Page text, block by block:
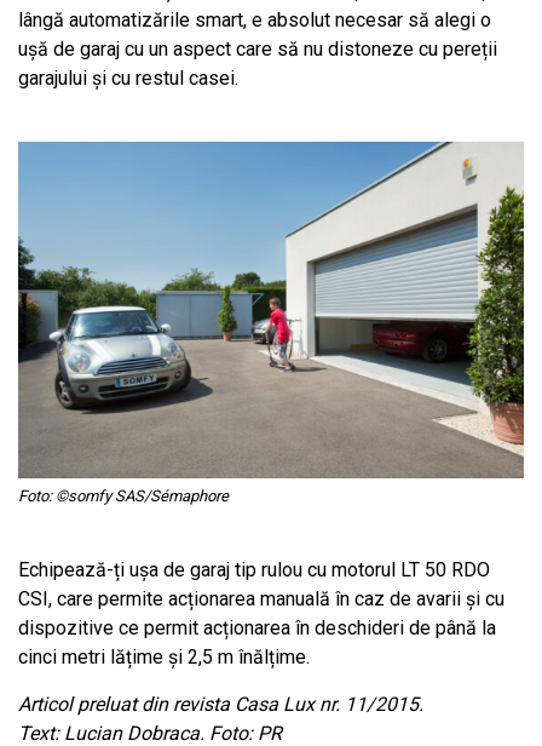
lângă automatizările smart, e absolut necesar să alegi o
ușă de garaj cu un aspect care să nu distoneze cu pereții
garajului și cu restul casei.
Foto: ©somfy SAS/Sémaphore
Echipează-ți ușa de garaj tip rulou cu motorul LT 50 RDO
CSI, care permite acționarea manuală în caz de avarii și cu
dispozitive ce permit acționarea în deschideri de până la
cinci metri lățime și 2,5 m înălțime.
Articol preluat din revista Casa Lux nr. 11/2015.
Text: Lucian Dobraca. Foto: PR